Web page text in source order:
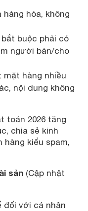
hóa, không
buộc phải có
người bán/cho
mặt hàng nhiều
nội dung không
toán 2026 tăng
chia sẻ kinh
hàng kiểu spam,
sản (Cập nhật
đối với cá nhân